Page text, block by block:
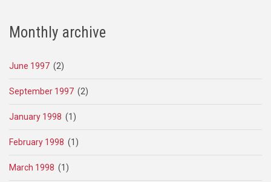
Monthly archive
June 1997 (2)
September 1997 (2)
January 1998 (1)
February 1998 (1)
March 1998 (1)